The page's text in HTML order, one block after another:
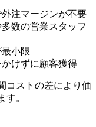
外注マージンが不要
数の営業スタッフ
最小限
かけずに顧客獲得
コストの差により価
す。